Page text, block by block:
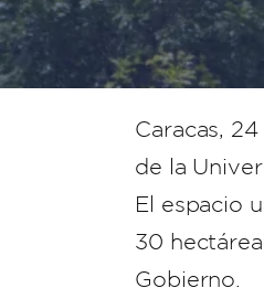
Caracas,
de la
El espacio
30
Gobierno.